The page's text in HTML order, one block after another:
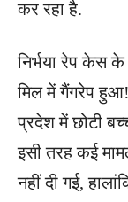
कर रहा है.
निर्भया रेप केस
मिल में गैंगरेप
प्रदेश में छोटी
इसी तरह कई
नहीं दी गई,